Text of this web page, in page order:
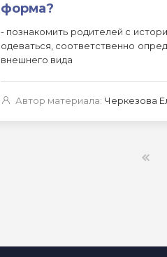
форма?
- познакомить родителей с
одеваться, соответственно
внешнего вида
Автор материала: Черкезова